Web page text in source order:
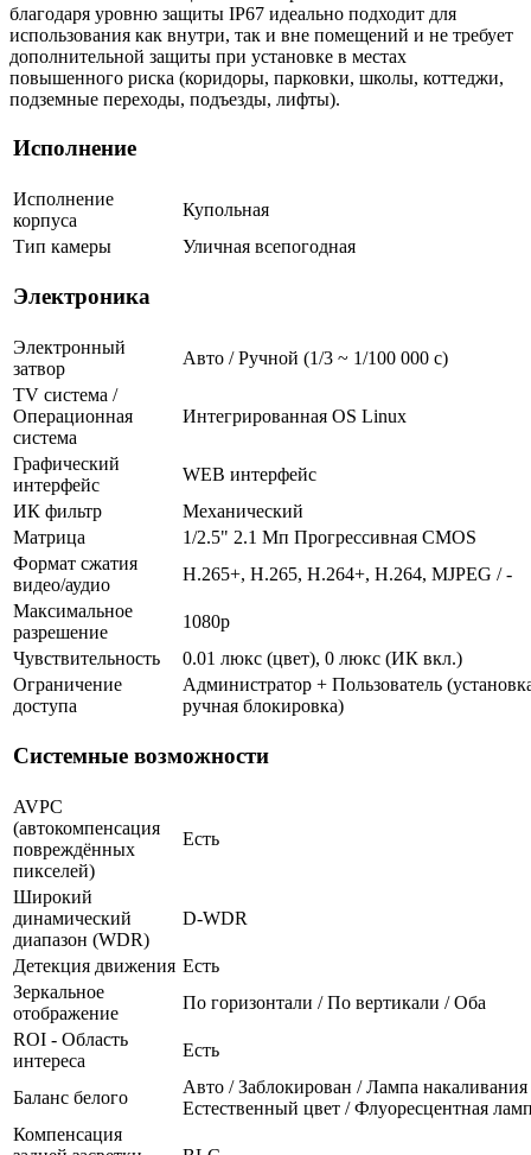
благодаря уровню защиты IP67 идеально подходит для
использования как внутри, так и вне помещений и не требует
дополнительной защиты при установке в местах
повышенного риска (коридоры, парковки, школы, коттеджи,
подземные переходы, подъезды, лифты).
Исполнение
Исполнение
корпуса
Купольная
Тип камеры
Уличная всепогодная
Электроника
Электронный
затвор
Авто / Ручной (1/3 ~ 1/100 000 с)
TV система /
Операционная
система
Интегрированная OS Linux
Графический
интерфейс
WEB интерфейс
ИК фильтр
Механический
Матрица
1/2.5" 2.1 Мп Прогрессивная CMOS
Формат сжатия
видео/аудио
H.265+, H.265, H.264+, H.264, MJPEG / -
Максимальное
разрешение
1080p
Чувствительность
0.01 люкс (цвет), 0 люкс (ИК вкл.)
Ограничение
доступа
Администратор + Пользователь
ручная блокировка)
Системные возможности
AVPC
(автокомпенсация
повреждённых
пикселей)
Есть
Широкий
динамический
диапазон (WDR)
D-WDR
Детекция движения Есть
Зеркальное
отображение
По горизонтали / По вертикали / Оба
ROI - Область
интереса
Есть
Баланс белого
Авто / Заблокирован / Лампа
Естественный цвет / Флуоресцентная
Компенсация